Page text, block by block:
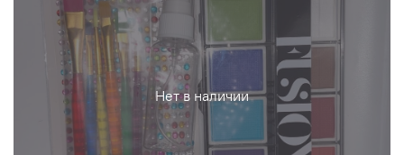
Нет в наличии